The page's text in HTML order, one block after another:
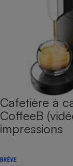
Cafetière à
CoffeeB
impressions
BRÈVE